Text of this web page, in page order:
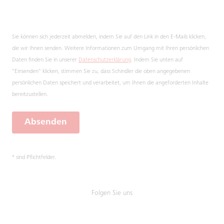
Sie können sich jederzeit abmelden, indem Sie auf den Link in den E-Mails klicken,
die wir Ihnen senden. Weitere Informationen zum Umgang mit Ihren persönlichen
Daten finden Sie in unserer Datenschutzerklärung. Indem Sie unten auf
"Einsenden" klicken, stimmen Sie zu, dass Schindler die oben angegebenen
persönlichen Daten speichert und verarbeitet, um Ihnen die angeforderten Inhalte
bereitzustellen.
Absenden
* sind Pflichtfelder.
Folgen Sie uns